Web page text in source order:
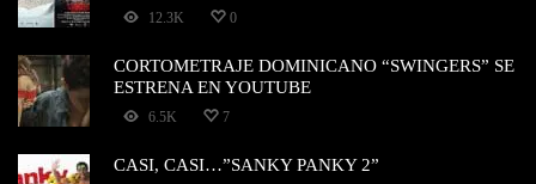
12.3K 0
CORTOMETRAJE DOMINICANO “SWINGERS” SE
ESTRENA EN YOUTUBE
6.5K 7
CASI, CASI…”SANKY PANKY 2”